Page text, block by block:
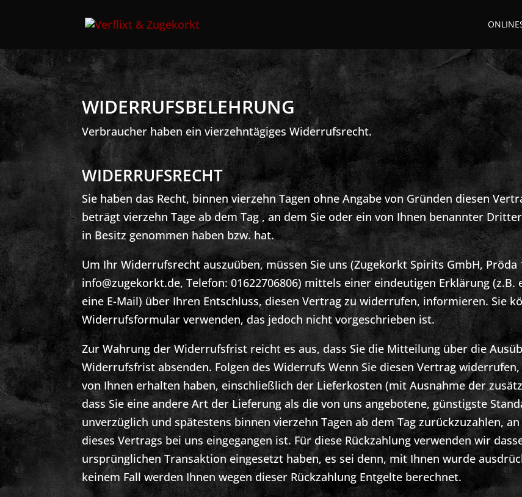
WIDERRUFSBELEHRUNG
Verbraucher haben ein vierzehntägiges Widerrufsrecht.
WIDERRUFSRECHT
Sie haben das Recht, binnen vierzehn Tagen ohne Angabe von Gründen diesen
beträgt vierzehn Tage ab dem Tag , an dem Sie oder ein von Ihnen benannter
in Besitz genommen haben bzw. hat.
Um Ihr Widerrufsrecht auszuüben, müssen Sie uns (Zugekorkt Spirits GmbH, Pröda
info@zugekorkt.de, Telefon: 01622706806) mittels einer eindeutigen Erklärung
eine E-Mail) über Ihren Entschluss, diesen Vertrag zu widerrufen, informieren. Sie
Widerrufsformular verwenden, das jedoch nicht vorgeschrieben ist.
Zur Wahrung der Widerrufsfrist reicht es aus, dass Sie die Mitteilung über die
Widerrufsfrist absenden. Folgen des Widerrufs Wenn Sie diesen Vertrag
von Ihnen erhalten haben, einschließlich der Lieferkosten (mit Ausnahme der
dass Sie eine andere Art der Lieferung als die von uns angebotene, günstigste
unverzüglich und spätestens binnen vierzehn Tagen ab dem Tag zurückzuzahlen,
dieses Vertrags bei uns eingegangen ist. Für diese Rückzahlung verwenden wir
ursprünglichen Transaktion eingesetzt haben, es sei denn, mit Ihnen wurde
keinem Fall werden Ihnen wegen dieser Rückzahlung Entgelte berechnet.